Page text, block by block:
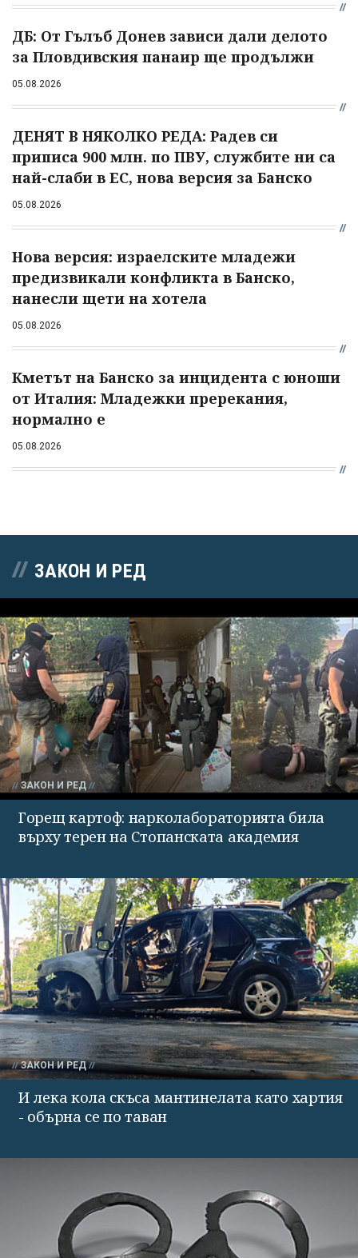
ДБ: От Гълъб Донев зависи дали делото
за Пловдивския панаир ще продължи
05.08.2026
ДЕНЯТ В НЯКОЛКО РЕДА: Радев си
приписа 900 млн. по ПВУ, службите ни са
най-слаби в ЕС, нова версия за Банско
05.08.2026
Нова версия: израелските младежи
предизвикали конфликта в Банско,
нанесли щети на хотела
05.08.2026
Кметът на Банско за инцидента с юноши
от Италия: Младежки пререкания,
нормално е
05.08.2026
ЗАКОН И РЕД
ЗАКОН И РЕД
Горещ картоф: нарколабораторията била
върху терен на Стопанската академия
ЗАКОН И РЕД
И лека кола скъса мантинелата като хартия
- обърна се по таван